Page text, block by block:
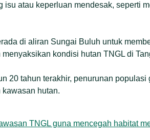
isu atau keperluan mendesak, seperti
di aliran Sungai Buluh untuk
kondisi hutan TNGL di
20 tahun terakhir, penurunan
hutan.